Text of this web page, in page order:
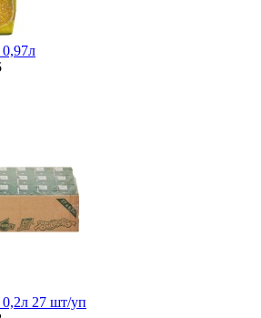
27 шт/уп